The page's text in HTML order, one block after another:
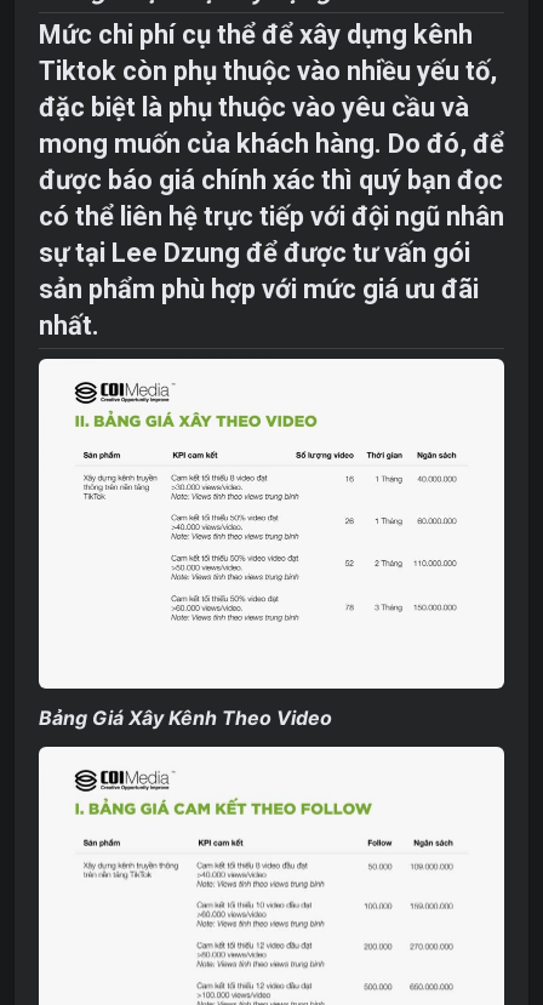
Mức chi phí cụ thể để xây dựng kênh
Tiktok còn phụ thuộc vào nhiều yếu tố,
đặc biệt là phụ thuộc vào yêu cầu và
mong muốn của khách hàng. Do đó, để
được báo giá chính xác thì quý bạn đọc
có thể liên hệ trực tiếp với đội ngũ nhân
sự tại Lee Dzung để được tư vấn gói
sản phẩm phù hợp với mức giá ưu đãi
nhất.
Bảng Giá Xây Kênh Theo Video